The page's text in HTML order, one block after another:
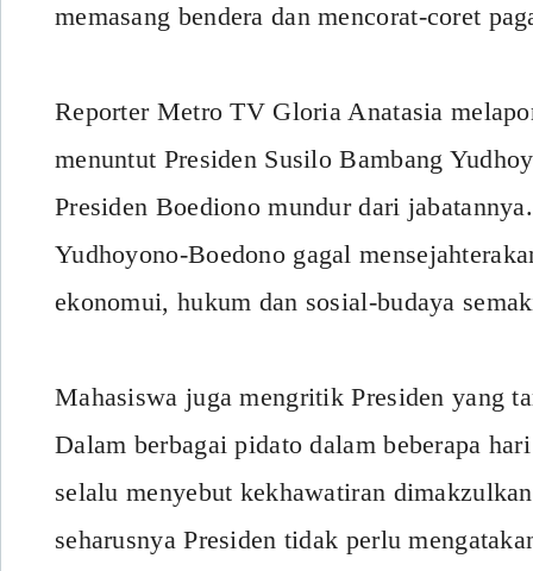
memasang bendera dan mencorat-coret
Reporter Metro TV Gloria Anatasia
menuntut Presiden Susilo Bambang
Presiden Boediono mundur dari
Yudhoyono-Boedono gagal
ekonomui, hukum dan sosial-budaya
Mahasiswa juga mengritik Presiden yang
Dalam berbagai pidato dalam beberapa
selalu menyebut kekhawatiran
seharusnya Presiden tidak perlu